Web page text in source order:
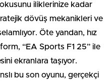
iliklerinize kadar
dövüş mekanikleri ve
Öte yandan, hız
“EA Sports F1 25” ile
ekranlara taşıyor.
bu son oyunu, gerçekçi